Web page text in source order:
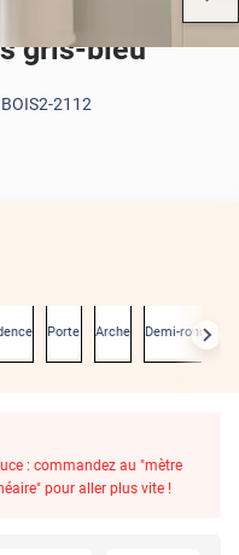
gris-bleu
BOIS2-2112
Porte Arche Demi-rond
: commandez au "mètre
pour aller plus vite !